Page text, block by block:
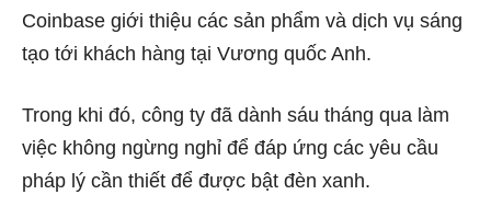
Coinbase giới thiệu các sản phẩm và dịch vụ sáng
tạo tới khách hàng tại Vương quốc Anh.
Trong khi đó, công ty đã dành sáu tháng qua làm
việc không ngừng nghỉ để đáp ứng các yêu cầu
pháp lý cần thiết để được bật đèn xanh.